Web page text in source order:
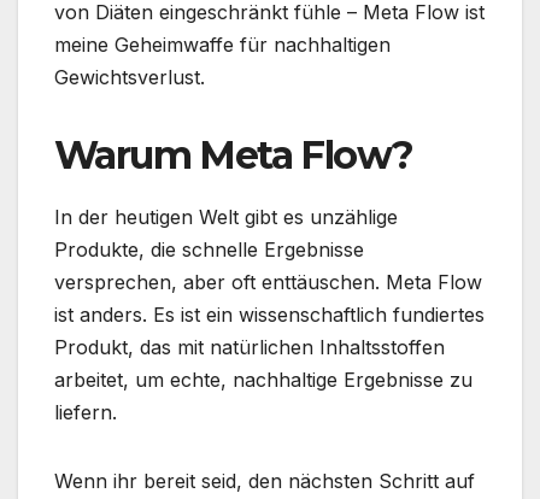
von Diäten eingeschränkt fühle – Meta Flow ist
meine Geheimwaffe für nachhaltigen
Gewichtsverlust.
Warum Meta Flow?
In der heutigen Welt gibt es unzählige
Produkte, die schnelle Ergebnisse
versprechen, aber oft enttäuschen. Meta Flow
ist anders. Es ist ein wissenschaftlich fundiertes
Produkt, das mit natürlichen Inhaltsstoffen
arbeitet, um echte, nachhaltige Ergebnisse zu
liefern.
Wenn ihr bereit seid, den nächsten Schritt auf